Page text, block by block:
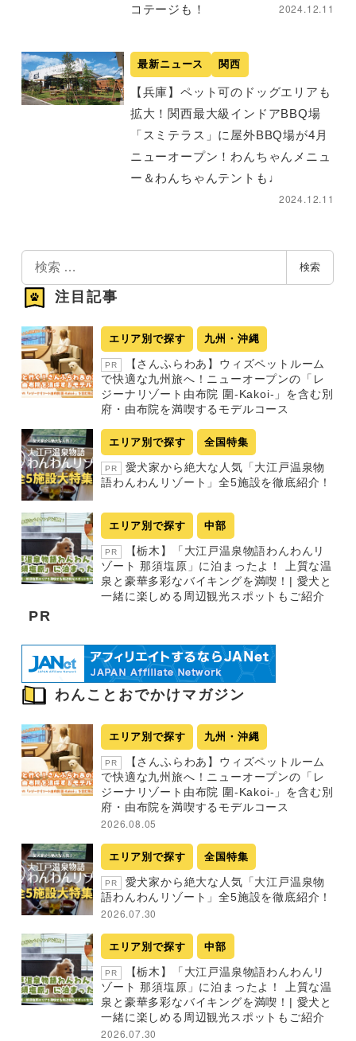
コテージも！
2024.12.11
最新ニュース 関西
【兵庫】ペット可のドッグエリアも
拡大！関西最大級インドアBBQ場
「スミテラス」に屋外BBQ場が4月
ニューオープン！わんちゃんメニュ
ー＆わんちゃんテントも♩
2024.12.11
検
索
検索
注目記事
エリア別で探す 九州・沖縄
PR
【さんふらわあ】ウィズペットルーム
で快適な九州旅へ！ニューオープンの「レ
ジーナリゾート由布院 圍-Kakoi-」を含む別
府・由布院を満喫するモデルコース
エリア別で探す 全国特集
PR
愛犬家から絶大な人気「大江戸温泉物
語わんわんリゾート」全5施設を徹底紹介！
エリア別で探す 中部
PR
【栃木】「大江戸温泉物語わんわんリ
ゾート 那須塩原」に泊まったよ！ 上質な温
泉と豪華多彩なバイキングを満喫！| 愛犬と
一緒に楽しめる周辺観光スポットもご紹介
PR
わんことおでかけマガジン
エリア別で探す 九州・沖縄
PR
【さんふらわあ】ウィズペットルーム
で快適な九州旅へ！ニューオープンの「レ
ジーナリゾート由布院 圍-Kakoi-」を含む別
府・由布院を満喫するモデルコース
2026.08.05
エリア別で探す 全国特集
PR
愛犬家から絶大な人気「大江戸温泉物
語わんわんリゾート」全5施設を徹底紹介！
2026.07.30
エリア別で探す 中部
PR
【栃木】「大江戸温泉物語わんわんリ
ゾート 那須塩原」に泊まったよ！ 上質な温
泉と豪華多彩なバイキングを満喫！| 愛犬と
一緒に楽しめる周辺観光スポットもご紹介
2026.07.30